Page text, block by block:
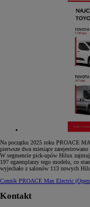
Na początku 2025 roku PROACE
pierwsze dwa miesiące
W segmencie pick-upów Hilux
197 egzemplarzy tego modelu, co
wyjechało z salonów 113 nowych
Cennik PROACE Max Electric
Kontakt